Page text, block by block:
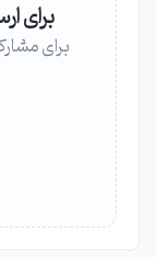
برای
برای